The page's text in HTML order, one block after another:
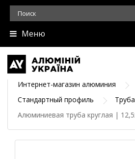
Меню
Интернет-магазин алюминия
Стандартный профиль
Алюминиевая труба круглая |